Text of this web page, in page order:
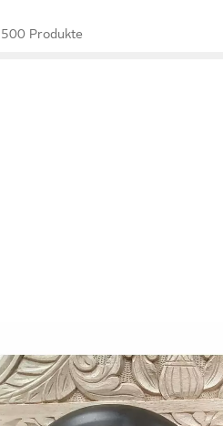
500 Produkte